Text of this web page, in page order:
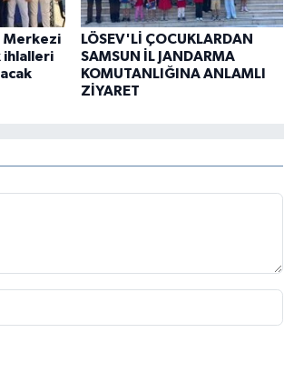
Merkezi
ihlalleri
LÖSEV'Lİ ÇOCUKLARDAN
SAMSUN İL JANDARMA
KOMUTANLIĞINA ANLAMLI
ZİYARET